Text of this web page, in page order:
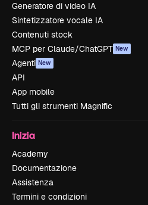
Generatore di video IA
Sintetizzatore vocale IA
Contenuti stock
MCP per Claude/ChatGPT New
Agenti New
API
App mobile
Tutti gli strumenti Magnific
Inizia
Academy
Documentazione
Assistenza
Termini e condizioni